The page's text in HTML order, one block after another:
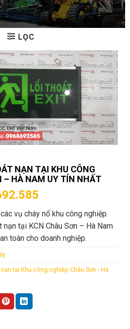
LỌC
NẠN TẠI KHU CÔNG
– HÀ NAM UY TÍN NHẤT
vụ cháy nổ khu công nghiệp.
nạn tại KCN Châu Sơn – Hà Nam
toàn cho doanh nghiệp.
tại Khu công nghiệp Châu Sơn - Hà